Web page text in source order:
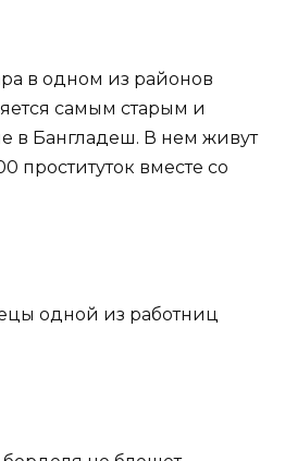
в одном из районов
самым старым и
в Бангладеш. В нем живут
проституток вместе со
одной из работниц